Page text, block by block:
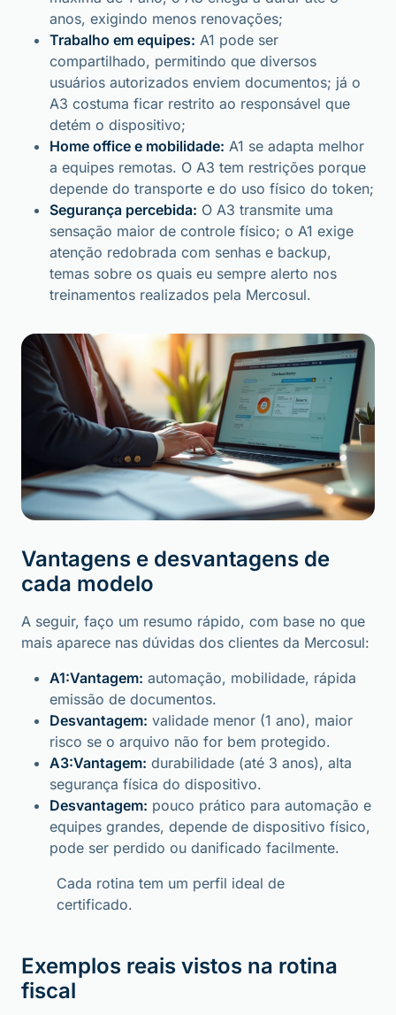
anos, exigindo menos renovações;
Trabalho em equipes: A1 pode ser
compartilhado, permitindo que diversos
usuários autorizados enviem documentos; já o
A3 costuma ficar restrito ao responsável que
detém o dispositivo;
Home office e mobilidade: A1 se adapta melhor
a equipes remotas. O A3 tem restrições porque
depende do transporte e do uso físico do token;
Segurança percebida: O A3 transmite uma
sensação maior de controle físico; o A1 exige
atenção redobrada com senhas e backup,
temas sobre os quais eu sempre alerto nos
treinamentos realizados pela Mercosul.
Vantagens e desvantagens de
cada modelo
A seguir, faço um resumo rápido, com base no que
mais aparece nas dúvidas dos clientes da Mercosul:
A1:Vantagem: automação, mobilidade, rápida
emissão de documentos.
Desvantagem: validade menor (1 ano), maior
risco se o arquivo não for bem protegido.
A3:Vantagem: durabilidade (até 3 anos), alta
segurança física do dispositivo.
Desvantagem: pouco prático para automação e
equipes grandes, depende de dispositivo físico,
pode ser perdido ou danificado facilmente.
Cada rotina tem um perfil ideal de
certificado.
Exemplos reais vistos na rotina
fiscal